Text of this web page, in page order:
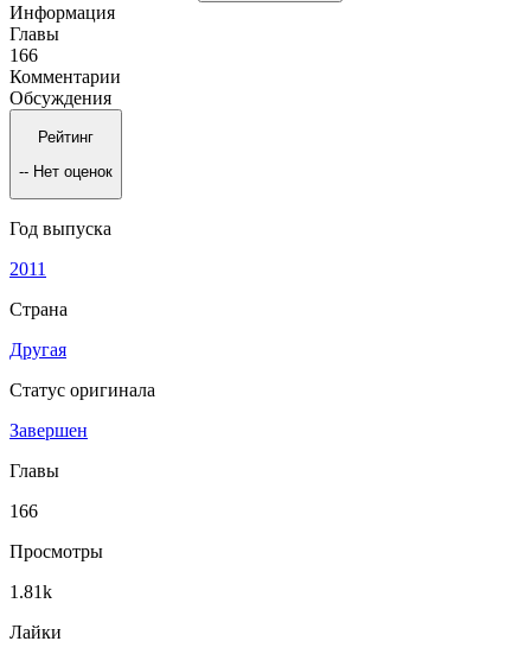
Информация
Главы
166
Комментарии
Обсуждения
Рейтинг
-- Нет оценок
Год выпуска
2011
Страна
Другая
Статус оригинала
Завершен
Главы
166
Просмотры
1.81k
Лайки